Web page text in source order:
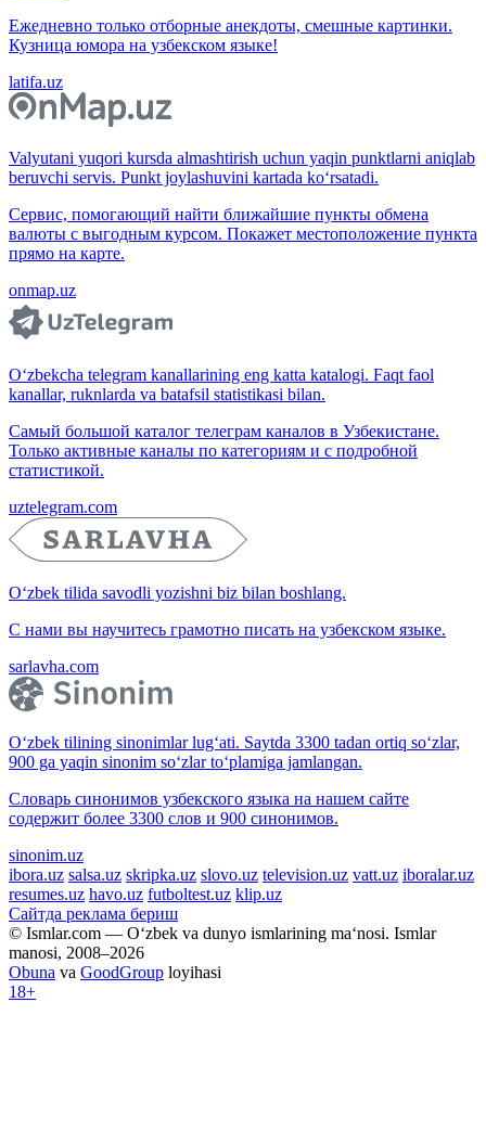
Ежедневно только отборные анекдоты, смешные картинки.
Кузница юмора на узбекском языке!
latifa.uz
Valyutani yuqori kursda almashtirish uchun yaqin punktlarni aniqlab
beruvchi servis. Punkt joylashuvini kartada ko‘rsatadi.
Сервис, помогающий найти ближайшие пункты обмена
валюты с выгодным курсом. Покажет местоположение пункта
прямо на карте.
onmap.uz
O‘zbekcha telegram kanallarining eng katta katalogi. Faqt faol
kanallar, ruknlarda va batafsil statistikasi bilan.
Самый большой каталог телеграм каналов в Узбекистане.
Только активные каналы по категориям и с подробной
статистикой.
uztelegram.com
O‘zbek tilida savodli yozishni biz bilan boshlang.
С нами вы научитесь грамотно писать на узбекском языке.
sarlavha.com
O‘zbek tilining sinonimlar lug‘ati. Saytda 3300 tadan ortiq so‘zlar,
900 ga yaqin sinonim so‘zlar to‘plamiga jamlangan.
Словарь синонимов узбекского языка на нашем сайте
содержит более 3300 слов и 900 синонимов.
sinonim.uz
ibora.uz salsa.uz skripka.uz slovo.uz television.uz vatt.uz iboralar.uz
resumes.uz havo.uz futboltest.uz klip.uz
Сайтда реклама бериш
© Ismlar.com — O‘zbek va dunyo ismlarining ma‘nosi. Ismlar
manosi, 2008–2026
Obuna va GoodGroup loyihasi
18+